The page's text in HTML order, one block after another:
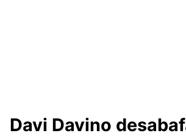
Davi Davino